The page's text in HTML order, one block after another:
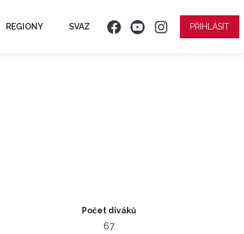
REGIONY SVAZ PŘIHLÁSIT
Počet diváků
67